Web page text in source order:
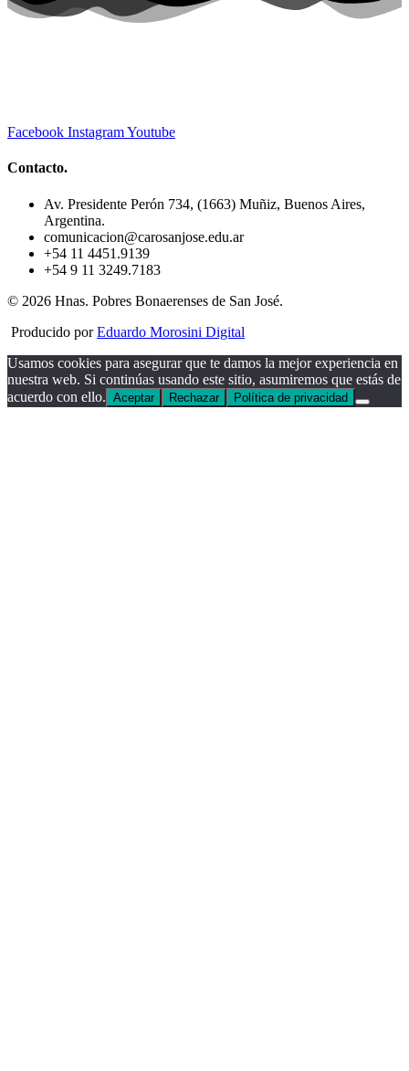
Facebook InstagramYoutube
Contacto.
Av. Presidente Perón 734, (1663) Muñiz, Buenos Aires,
Argentina.
comunicacion@carosanjose.edu.ar
+54 11 4451.9139
+54 9 11 3249.7183
© 2026 Hnas. Pobres Bonaerenses de San José.
Producido porEduardo Morosini Digital
Usamos cookies para asegurar que te damos la mejor experiencia en
nuestra web. Si continúas usando este sitio, asumiremos que estás de
acuerdo con ello. Aceptar Rechazar Política de privacidad